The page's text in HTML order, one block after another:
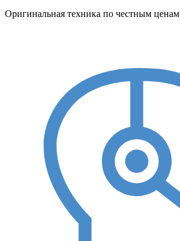
Оригинальная техника по честным ценам